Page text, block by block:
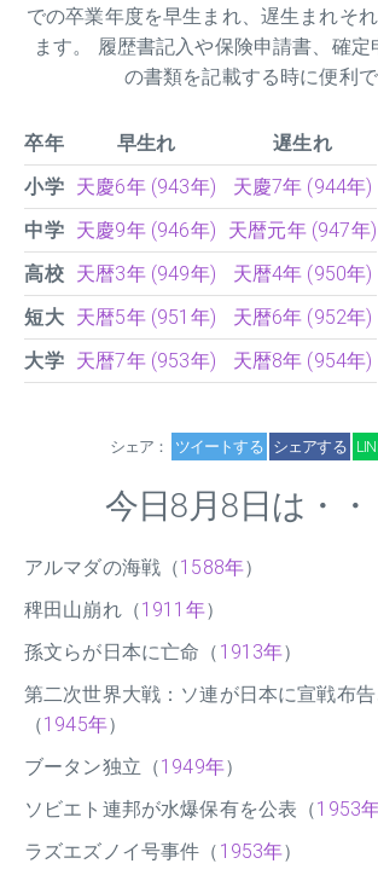
での卒業年度を早生まれ、遅生まれそ
ます。 履歴書記入や保険申請書、確
の書類を記載する時に便利で
卒年 早生れ
遅生れ
小学 天慶6年 (943年)
天慶7年 (944年)
中学 天慶9年 (946年)
天暦元年 (947年)
高校 天暦3年 (949年)
天暦4年 (950年)
短大 天暦5年 (951年)
天暦6年 (952年)
大学 天暦7年 (953年) 天暦8年 (954年)
シェア： ツイートする シェアする
今日8月8日は・・
アルマダの海戦（1588年）
稗田山崩れ（1911年）
孫文らが日本に亡命（ 1913年）
第二次世界大戦：ソ連が日本に宣戦布
（1945年）
ブータン独立（1949年）
ソビエト連邦が水爆保有を公表（1953
ラズエズノイ号事件（ 1953年）